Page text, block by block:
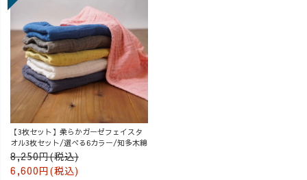
【3枚セット】柔らかガーゼフェイスタ
オル3枚セット/選べる6カラー/知多木綿
8,250円(税込)
6,600円(税込)